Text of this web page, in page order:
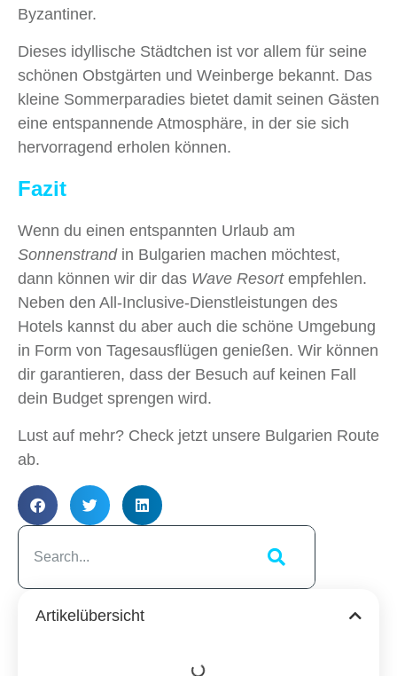
Byzantiner.
Dieses idyllische Städtchen ist vor allem für seine
schönen Obstgärten und Weinberge bekannt. Das
kleine Sommerparadies bietet damit seinen Gästen
eine entspannende Atmosphäre, in der sie sich
hervorragend erholen können.
Fazit
Wenn du einen entspannten Urlaub am
Sonnenstrandin Bulgarien machen möchtest,
dann können wir dir das Wave Resortempfehlen.
Neben den All-Inclusive-Dienstleistungen des
Hotels kannst du aber auch die schöne Umgebung
in Form von Tagesausflügen genießen. Wir können
dir garantieren, dass der Besuch auf keinen Fall
dein Budget sprengen wird.
Lust auf mehr? Check jetzt unsere Bulgarien Route
ab.
Artikelübersicht